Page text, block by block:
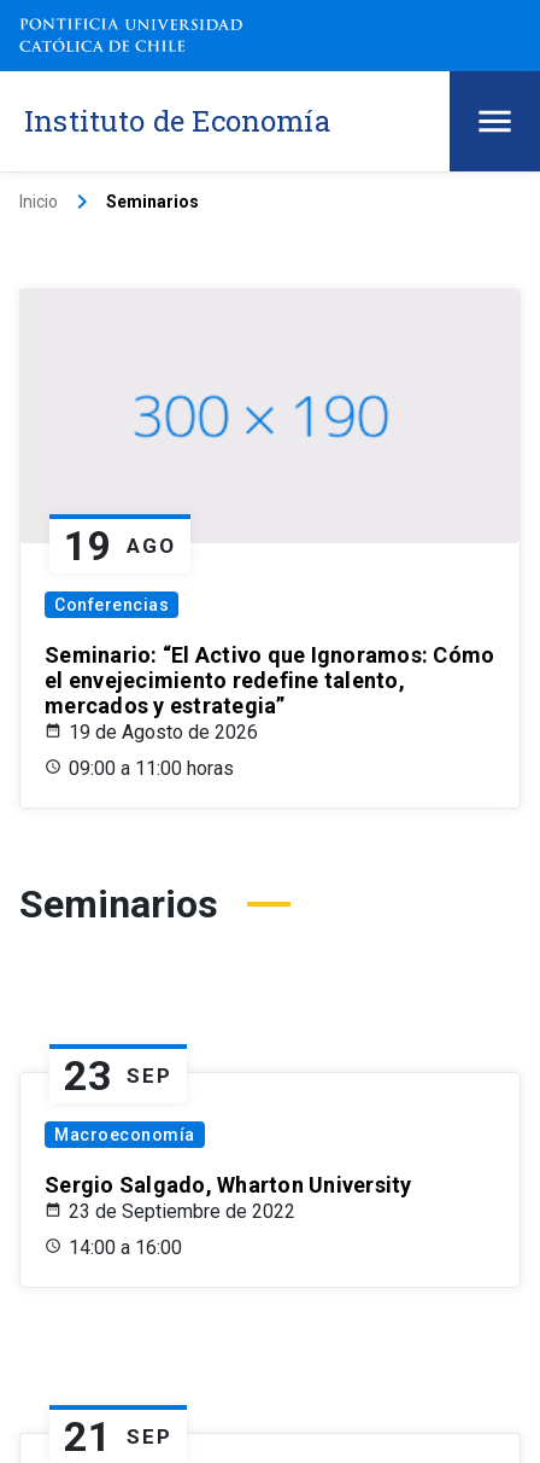
Instituto de Economía
Inicio keyboard_arrow_right Seminarios
19 AGO
Conferencias
Seminario: “El Activo que Ignoramos: Cómo
el envejecimiento redefine talento,
mercados y estrategia”
19 de Agosto de 2026
09:00 a 11:00 horas
Seminarios
23 SEP
Macroeconomía
Sergio Salgado, Wharton University
23 de Septiembre de 2022
14:00 a 16:00
21 SEP